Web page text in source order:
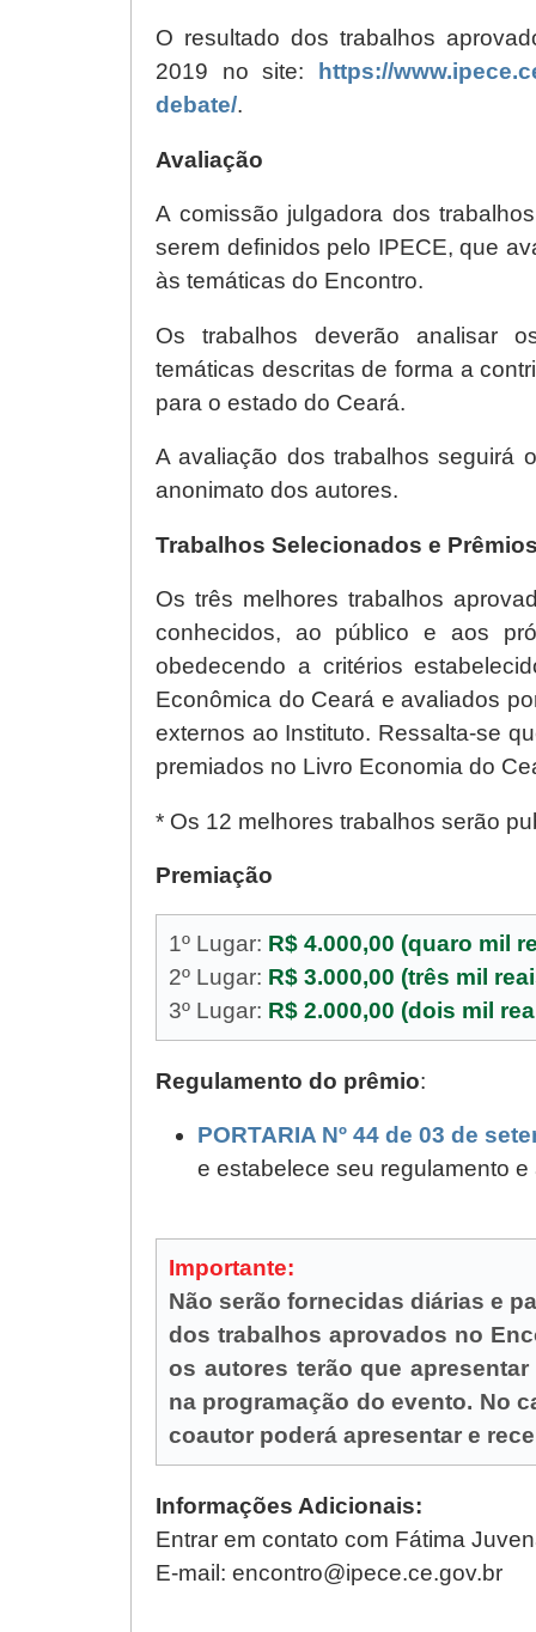
O resultado dos trabalhos
2019 no site:
https://
debate/.
Avaliação
A comissão julgadora dos
serem definidos pelo IPECE, que
às temáticas do Encontro.
Os trabalhos deverão analisar
temáticas descritas de forma a
para o estado do Ceará.
A avaliação dos trabalhos seguirá
anonimato dos autores.
Trabalhos Selecionados e
Os três melhores trabalhos
conhecidos, ao público e aos
obedecendo a critérios
Econômica do Ceará e avaliados
externos ao Instituto. Ressalta-se
premiados no Livro Economia do
* Os 12 melhores trabalhos serão
Premiação
1º Lugar: R$ 4.000,00 (quaro mil
2º Lugar: R$ 3.000,00 (três mil
3º Lugar: R$ 2.000,00 (dois mil
Regulamento do prêmio:
PORTARIA Nº 44 de 03 de
e estabelece seu regulamento
Importante:
Não serão fornecidas diárias e
dos trabalhos aprovados no
os autores terão que
na programação do evento. No
coautor poderá apresentar e
Informações Adicionais:
Entrar em contato com Fátima
E-mail: encontro@ipece.ce.gov.br